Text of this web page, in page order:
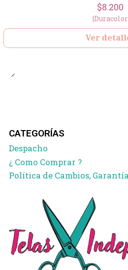
$8.200
|Duracolor
Ver
CATEGORÍAS
Despacho
¿ Como Comprar ?
Política de Cambios,